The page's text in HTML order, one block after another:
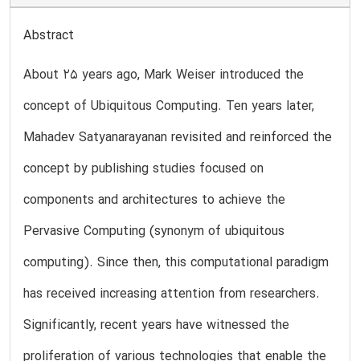
Abstract
About 25 years ago, Mark Weiser introduced the
concept of Ubiquitous Computing. Ten years later,
Mahadev Satyanarayanan revisited and reinforced the
concept by publishing studies focused on
components and architectures to achieve the
Pervasive Computing (synonym of ubiquitous
computing). Since then, this computational paradigm
has received increasing attention from researchers.
Significantly, recent years have witnessed the
proliferation of various technologies that enable the